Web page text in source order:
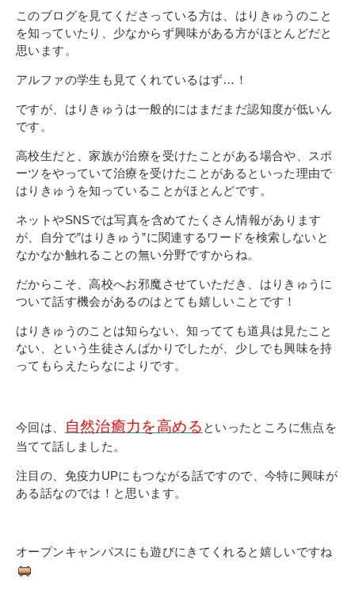
TEL：042-729-1026 (平日8時30分〜17時30分)
このブログを見てくださっている方は、はりきゅうのこと
を知っていたり、少なからず興味がある方がほとんどだと
思います。
アルファの学生も見てくれているはず…！
ですが、はりきゅうは一般的にはまだまだ認知度が低いん
です。
高校生だと、家族が治療を受けたことがある場合や、スポ
ーツをやっていて治療を受けたことがあるといった理由で
はりきゅうを知っていることがほとんどです。
ネットやSNSでは写真を含めてたくさん情報があります
が、自分で”はりきゅう”に関連するワードを検索しないと
なかなか触れることの無い分野ですからね。
だからこそ、高校へお邪魔させていただき、はりきゅうに
ついて話す機会があるのはとても嬉しいことです！
はりきゅうのことは知らない、知ってても道具は見たこと
ない、という生徒さんばかりでしたが、少しでも興味を持
ってもらえたらなによりです。
今回は、 自然治癒力を高める といったところに焦点を
当てて話しました。
注目の、免疫力UPにもつながる話ですので、今特に興味が
ある話なのでは！と思います。
オープンキャンパスにも遊びにきてくれると嬉しいですね